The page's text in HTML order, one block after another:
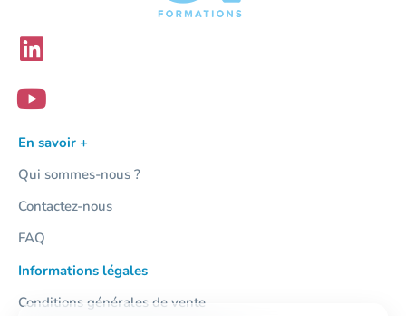
En savoir +
Qui sommes-nous ?
Contactez-nous
FAQ
Informations légales
Conditions générales de vente